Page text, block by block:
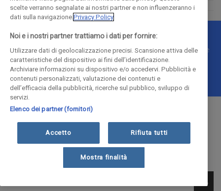
© COPYRIGHT 2018 - La Provincia di Como Editoriale S.p.a.
P.IVA 00190490136 - E' vietata la riproduzione anche parziale
Iscritta al Registro Imprese di Como al n. 10410 | Capitale
Sociale Euro 1.884.300 i.v.
scelte verranno segnalate ai nostri partner e non influenzeranno i
dati sulla navigazione. Privacy Policy
Noi e i nostri partner trattiamo i dati per fornire:
Utilizzare dati di geolocalizzazione precisi. Scansione attiva delle
caratteristiche del dispositivo ai fini dell’identificazione.
Archiviare informazioni su dispositivo e/o accedervi. Pubblicità e
contenuti personalizzati, valutazione dei contenuti e
dell’efficacia della pubblicità, ricerche sul pubblico, sviluppo di
servizi.
Elenco dei partner (fornitori)
Accetto Rifiuta tutti
Mostra finalità